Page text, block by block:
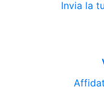
Invia la